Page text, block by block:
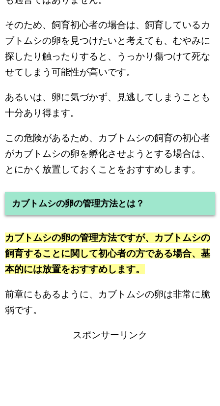
そのため、飼育初心者の場合は、飼育しているカ
ブトムシの卵を見つけたいと考えても、むやみに
探したり触ったりすると、うっかり傷つけて死な
せてしまう可能性が高いです。
あるいは、卵に気づかず、見逃してしまうことも
十分あり得ます。
この危険があるため、カブトムシの飼育の初心者
がカブトムシの卵を孵化させようとする場合は、
とにかく放置しておくことをおすすめします。
カブトムシの卵の管理方法とは？
カブトムシの卵の管理方法ですが、カブトムシの
飼育することに関して初心者の方である場合、基
本的には放置をおすすめします。
前章にもあるように、カブトムシの卵は非常に脆
弱です。
スポンサーリンク